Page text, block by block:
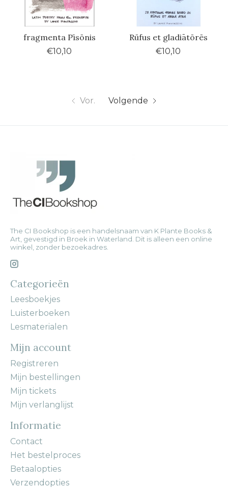
fragmenta Pīsōnis
€10,10
Rūfus et gladiātōrēs
€10,10
Vor. Volgende
The CI Bookshop is een handelsnaam van K Plante Books &
Art, gevestigd in Broek in Waterland. Dit is alleen een online
winkel, zonder bezoekadres.
Categorieën
Leesboekjes
Luisterboeken
Lesmaterialen
Mijn account
Registreren
Mijn bestellingen
Mijn tickets
Mijn verlanglijst
Informatie
Contact
Het bestelproces
Betaalopties
Verzendopties